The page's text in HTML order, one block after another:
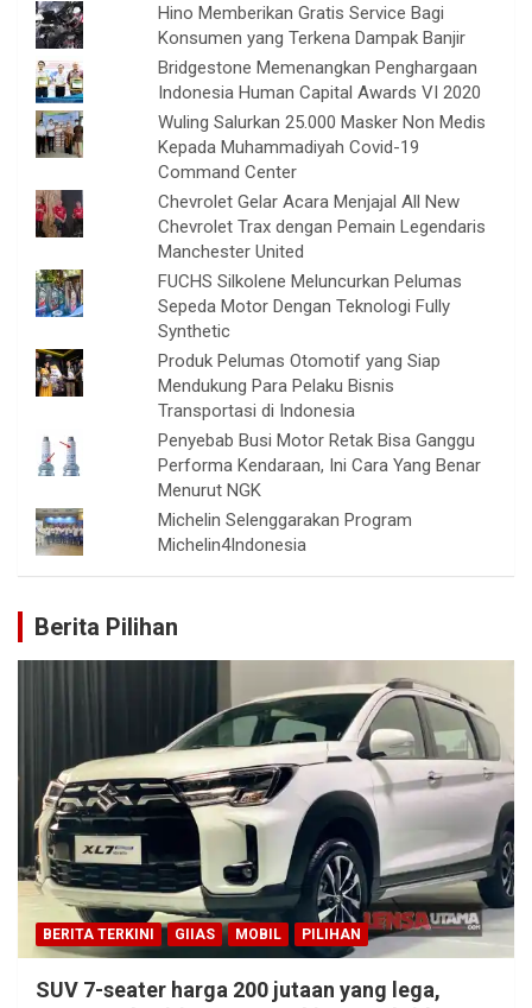
Hino Memberikan Gratis Service Bagi
Konsumen yang Terkena Dampak Banjir
Bridgestone Memenangkan Penghargaan
Indonesia Human Capital Awards VI 2020
Wuling Salurkan 25.000 Masker Non Medis
Kepada Muhammadiyah Covid-19
Command Center
Chevrolet Gelar Acara Menjajal All New
Chevrolet Trax dengan Pemain Legendaris
Manchester United
FUCHS Silkolene Meluncurkan Pelumas
Sepeda Motor Dengan Teknologi Fully
Synthetic
Produk Pelumas Otomotif yang Siap
Mendukung Para Pelaku Bisnis
Transportasi di Indonesia
Penyebab Busi Motor Retak Bisa Ganggu
Performa Kendaraan, Ini Cara Yang Benar
Menurut NGK
Michelin Selenggarakan Program
Michelin4Indonesia
Berita Pilihan
BERITA TERKINI GIIAS MOBIL PILIHAN
SUV 7-seater harga 200 jutaan yang lega,